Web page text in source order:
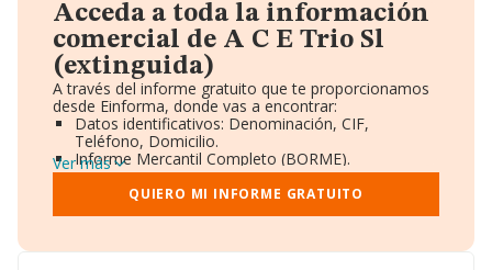
Acceda a toda la información
comercial de A C E Trio Sl
(extinguida)
A través del informe gratuito que te proporcionamos
desde Einforma, donde vas a encontrar:
Datos identificativos: Denominación, CIF,
Teléfono, Domicilio.
Informe Mercantil Completo (BORME).
Gráficos de Evolución Ventas y Empleados.
Consejo de Administración y Administradores.
Directivos y Ejecutivos.
Ver más
QUIERO MI INFORME GRATUITO